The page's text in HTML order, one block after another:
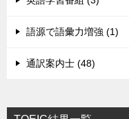
語源で語彙力増強 (1)
通訳案内士 (48)